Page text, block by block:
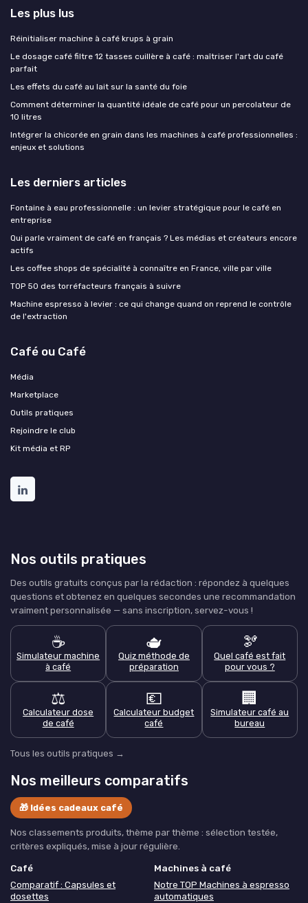
Les plus lus
Réinitialiser machine à café krups à grain
Le dosage café filtre 12 tasses cuillère à café : maîtriser l'art du café
parfait
Les effets du café au lait sur la santé du foie
Comment déterminer la quantité idéale de café pour un percolateur de
10 litres
Intégrer la chicorée en grain dans les machines à café professionnelles :
enjeux et solutions
Les derniers articles
Fontaine à eau professionnelle : un levier stratégique pour le café en
entreprise
Qui parle vraiment de café en français ? Les médias et créateurs encore
actifs
Les coffee shops de spécialité à connaître en France, ville par ville
TOP 50 des torréfacteurs français à suivre
Machine espresso à levier : ce qui change quand on reprend le contrôle
de l'extraction
Café ou Café
Média
Marketplace
Outils pratiques
Rejoindre le club
Kit média et RP
Nos outils pratiques
Des outils gratuits conçus par la rédaction : répondez à quelques
questions et obtenez en quelques secondes une recommandation
vraiment personnalisée — sans inscription, servez-vous !
☕
Simulateur machine
à café
🫖
Quiz méthode de
préparation
🫘
Quel café est fait
pour vous ?
⚖️
Calculateur dose
de café
💶
Calculateur budget
café
🏢
Simulateur café au
bureau
Tous les outils pratiques →
Nos meilleurs comparatifs
🎁 Idées cadeaux café
Nos classements produits, thème par thème : sélection testée,
critères expliqués, mise à jour régulière.
Café
Comparatif : Capsules et
dosettes
Machines à café
Notre TOP Machines à espresso
automatiques